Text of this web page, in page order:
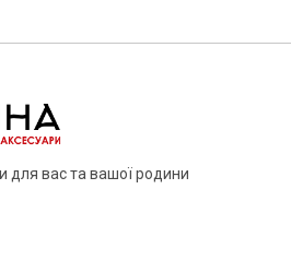
для вас та вашої родини